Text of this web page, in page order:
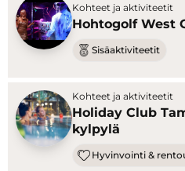
Kohteet ja aktiviteetit
Hohtogolf West
Sisäaktiviteetit
Kohteet ja aktiviteetit
Holiday Club
kylpylä
Hyvinvointi &